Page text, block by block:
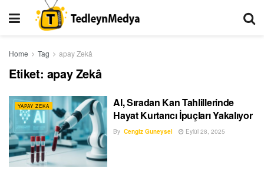
Home Tag apay Zekâ
Etiket: apay Zekâ
YAPAY ZEKA
AI, Sıradan Kan Tahlillerinde
Hayat Kurtarıcı İpuçları Yakalıyor
By Cengiz Guneysel Eylül 28, 2025